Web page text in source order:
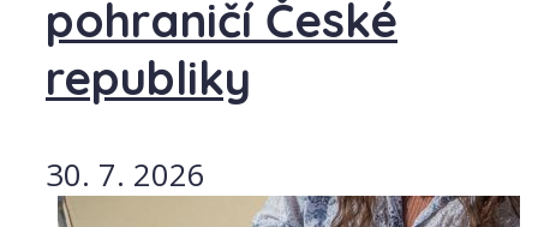
pohraničí České
republiky
30. 7. 2026